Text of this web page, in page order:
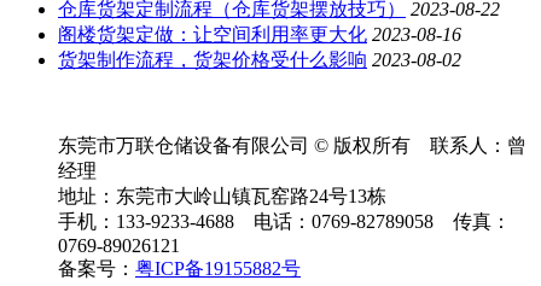
仓库货架定制流程（仓库货架摆放技巧）
2023-08-22
阁楼货架定做：让空间利用率更大化 2023-08-16
货架制作流程，货架价格受什么影响 2023-08-02
东莞市万联仓储设备有限公司 © 版权所有 联系人：曾
经理
地址：东莞市大岭山镇瓦窑路24号13栋
手机：133-9233-4688 电话：0769-82789058 传真：
0769-89026121
备案号： 粤ICP备19155882号